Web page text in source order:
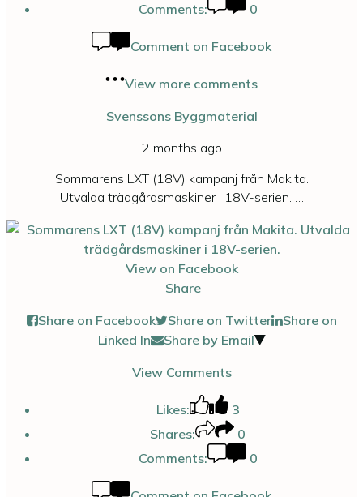
Comments:
0
Comment on Facebook
View more comments
Svenssons Byggmaterial
2 months ago
Sommarens LXT (18V) kampanj från Makita.
Utvalda trädgårdsmaskiner i 18V-serien. …
View on Facebook
·Share
Share on Facebook
Share on Twitter
Share on
Linked In
Share by Email
View Comments
Likes:
3
Shares:
0
Comments:
0